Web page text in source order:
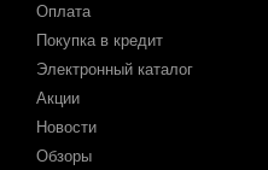
Оплата
Покупка в кредит
Электронный каталог
Акции
Новости
Обзоры